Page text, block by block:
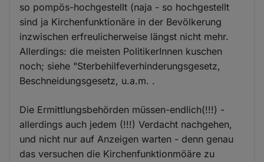
so pompös-hochgestellt (naja - so hochgestellt
sind ja Kirchenfunktionäre in der Bevölkerung
inzwischen erfreulicherweise längst nicht mehr.
Allerdings: die meisten PolitikerInnen kuschen
noch; siehe "Sterbehilfeverhinderungsgesetz,
Beschneidungsgesetz, u.a.m. .
Die Ermittlungsbehörden müssen-endlich(!!!) -
allerdings auch jedem (!!!) Verdacht nachgehen,
und nicht nur auf Anzeigen warten - denn genau
das versuchen die Kirchenfunktionmöäre zu